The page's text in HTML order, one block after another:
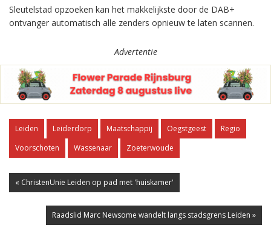
Sleutelstad opzoeken kan het makkelijkste door de DAB+
ontvanger automatisch alle zenders opnieuw te laten scannen.
Advertentie
Leiden Leiderdorp Maatschappij Oegstgeest
Regio
Voorschoten
Wassenaar Zoeterwoude
« ChristenUnie Leiden op pad met 'huiskamer'
Raadslid Marc Newsome wandelt langs stadsgrens Leiden »